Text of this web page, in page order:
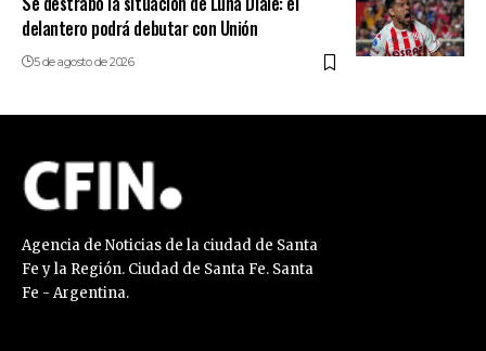
delantero podrá debutar con Unión
5 de agosto de 2026
Agencia de Noticias de la ciudad de Santa
Fe y la Región. Ciudad de Santa Fe. Santa
Fe - Argentina.